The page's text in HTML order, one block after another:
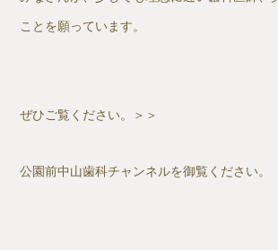
ことを願っています。
ぜひご覧ください。＞＞
公園前中山歯科チャンネルを御覧ください。